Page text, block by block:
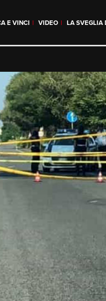
E VINCI VIDEO LA SVEGLIA